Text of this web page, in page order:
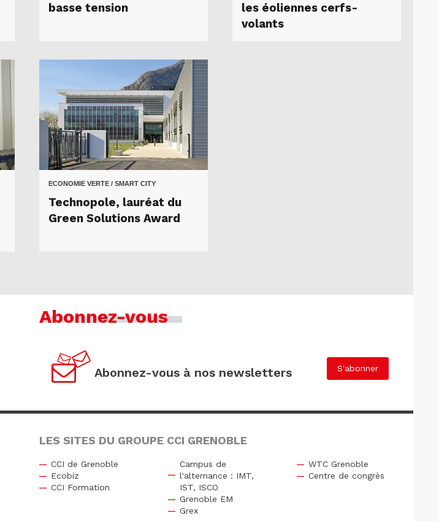
basse tension
les éoliennes cerfs-
volants
ECONOMIE VERTE / SMART CITY
Technopole, lauréat du
Green Solutions Award
Abonnez-vous
Abonnez-vous à nos newsletters S'abonner
LES SITES DU GROUPE CCI GRENOBLE
CCI de Grenoble
Ecobiz
CCI Formation
Campus de
l'alternance : IMT,
IST, ISCO
Grenoble EM
Grex
WTC Grenoble
Centre de congrès